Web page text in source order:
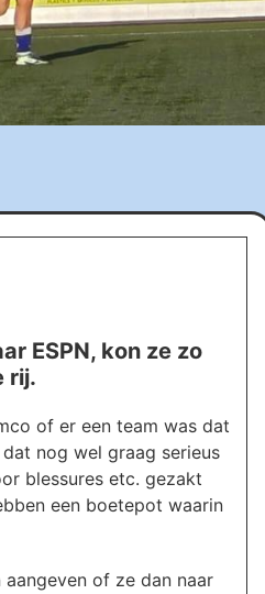
ESPN, kon ze zo
rij.
of er een team was dat
nog wel graag serieus
blessures etc. gezakt
een boetepot waarin
of ze dan naar